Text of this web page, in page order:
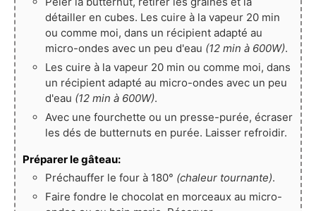
détailler en cubes. Les cuire à la vapeur 20 min
ou comme moi, dans un récipient adapté au
micro-ondes avec un peu d'eau (12 min à 600W).
Les cuire à la vapeur 20 min ou comme moi, dans
un récipient adapté au micro-ondes avec un peu
d'eau (12 min à 600W).
Avec une fourchette ou un presse-purée, écraser
les dés de butternuts en purée. Laisser refroidir.
Préparer le gâteau:
Préchauffer le four à 180° (chaleur tournante).
Faire fondre le chocolat en morceaux au micro-